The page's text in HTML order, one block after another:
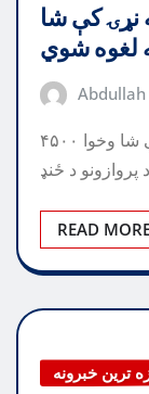
نړۍ کې شا
Abdullah
کرونا؛ د اومیکرون لۀ امله ټوله نړۍ کې شا وخوا ۴۵۰۰
READ
ترین خبرونه